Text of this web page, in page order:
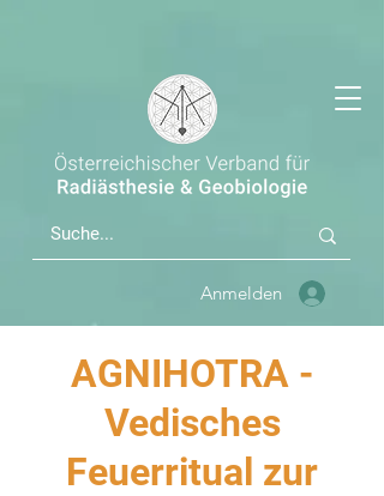
Anmelden
AGNIHOTRA -
Vedisches
Feuerritual zur